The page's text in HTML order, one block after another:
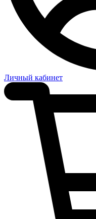
Личный кабинет